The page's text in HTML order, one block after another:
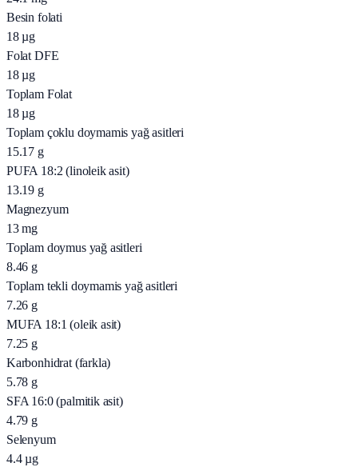
Besin folati
18 µg
Folat DFE
18 µg
Toplam Folat
18 µg
Toplam çoklu doymamis yağ asitleri
15.17 g
PUFA 18:2 (linoleik asit)
13.19 g
Magnezyum
13 mg
Toplam doymus yağ asitleri
8.46 g
Toplam tekli doymamis yağ asitleri
7.26 g
MUFA 18:1 (oleik asit)
7.25 g
Karbonhidrat (farkla)
5.78 g
SFA 16:0 (palmitik asit)
4.79 g
Selenyum
4.4 µg